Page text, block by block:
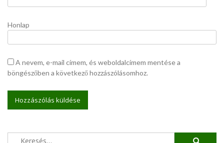
Honlap
A nevem, e-mail címem, és weboldalcímem mentése a
böngészőben a következő hozzászólásomhoz.
Keresés: